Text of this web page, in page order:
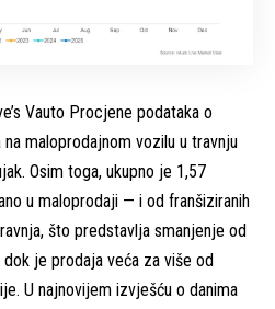
Vauto Procjene podataka o
maloprodajnom vozilu u travnju
Osim toga, ukupno je 1,57
u maloprodaji — i od franšiziranih
što predstavlja smanjenje od
je prodaja veća za više od
U najnovijem izvješću o danima